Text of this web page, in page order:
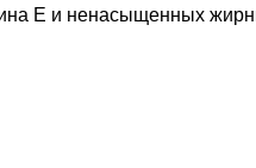
Е и ненасыщенных